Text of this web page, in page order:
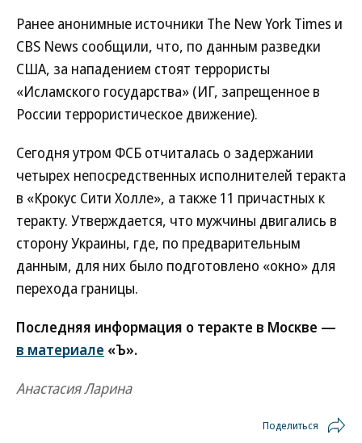
Ранее анонимные источники The New York Times и
CBS News сообщили, что, по данным разведки
США, за нападением стоят террористы
«Исламского государства» (ИГ, запрещенное в
России террористическое движение).
Сегодня утром ФСБ отчиталась о задержании
четырех непосредственных исполнителей теракта
в «Крокус Сити Холле», а также 11 причастных к
теракту. Утверждается, что мужчины двигались в
сторону Украины, где, по предварительным
данным, для них было подготовлено «окно» для
перехода границы.
Последняя информация о теракте в Москве —
в материале «Ъ».
Анастасия Ларина
Поделиться